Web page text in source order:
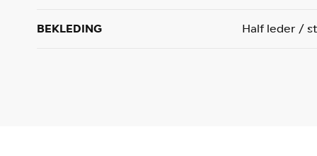
BEKLEDING Half leder /